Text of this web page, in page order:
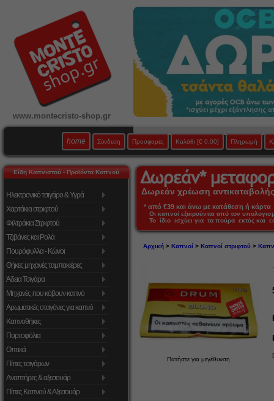
www.montecristo-shop.gr
home Σύνδεση Προσφορές Καλάθι [€ 0,00] Πληρωμή
Είδη Καπνιστού - Προϊόντα Καπνού
Ηλεκτρονικό τσιγάρο & Υγρά
Χαρτάκια στριφτού
Φιλτράκια Στριφτού
Τζιβάνες και Ρολά
Πουρόφυλλα - Κώνοι
Θήκες μηχανές ταμπακιέρες
Άδεια Τσιγάρα
Μηχανές που κόβουν καπνό
Αρωματικές σταγόνες για καπνό
Καπνοθήκες
Πορτοφόλια
Οπτικά
Πίπες τσιγάρων
Αναπτήρες & αξεσουάρ
Πίπες Καπνού & Αξεσουάρ
Δωρεάν χρέωση
* από €39 και άνω με κατάθεση ή
Οι καπνοί εξαιρούνται από τον
Το ίδιο ισχύει για τα πούρα εκτός και
Αρχική> Καπνοί> Καπνοί στριφτού>
Πατήστε για μεγέθυνση